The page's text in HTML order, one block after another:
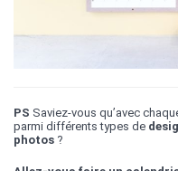
PS Saviez-vous qu’avec
parmi différents types de
photos ?